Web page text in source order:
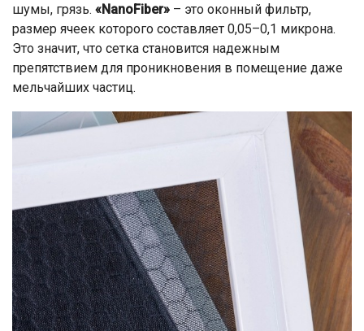
шумы, грязь. «NanoFiber» – это оконный фильтр,
размер ячеек которого составляет 0,05–0,1 микрона.
Это значит, что сетка становится надежным
препятствием для проникновения в помещение даже
мельчайших частиц.